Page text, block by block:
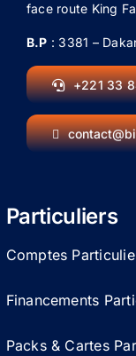
face route King
B.P : 3381 –
+221 33
Particuliers
Comptes
Financements
Packs & Cartes